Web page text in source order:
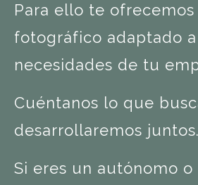
Para ello te
fotográfico adaptado
necesidades de tu
Cuéntanos lo que
desarrollaremos juntos.
Si eres un autónomo o